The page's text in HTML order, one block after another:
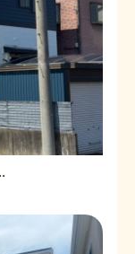
クールホワイト